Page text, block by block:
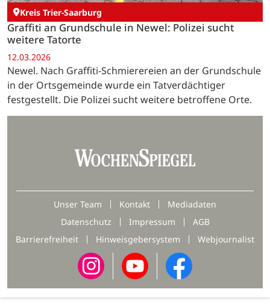
Kreis Trier-Saarburg
Graffiti an Grundschule in Newel: Polizei sucht
weitere Tatorte
12.03.2026
Newel. Nach Graffiti-Schmierereien an der Grundschule
in der Ortsgemeinde wurde ein Tatverdächtiger
festgestellt. Die Polizei sucht weitere betroffene Orte.
Unser Team Kontakt
Mediadaten
Datenschutz
Impressum
AGB
Barrierefreiheit
Hinweisgebersystem Webjournalist